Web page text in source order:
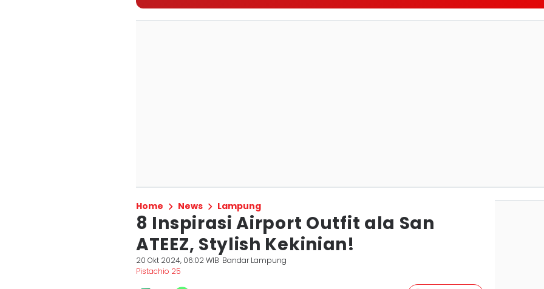
Home News Lampung
8 Inspirasi Airport Outfit ala San
ATEEZ, Stylish Kekinian!
20 Okt 2024, 06:02 WIB Bandar Lampung
Pistachio 25